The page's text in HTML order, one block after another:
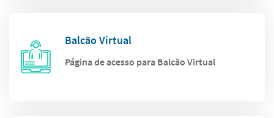
Balcão Virtual
Página de acesso para Balcão Virtual